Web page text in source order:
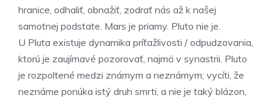
hranice, odhaliť, obnažiť, zodrať nás až k našej
samotnej podstate. Mars je priamy. Pluto nie je.
U Pluta existuje dynamika príťažlivosti / odpudzovania,
ktorú je zaujímavé pozorovať, najmä v synastrii. Pluto
je rozpoltené medzi známym a neznámym; vycíti, že
neznáme ponúka istý druh smrti, a nie je taký blázon,